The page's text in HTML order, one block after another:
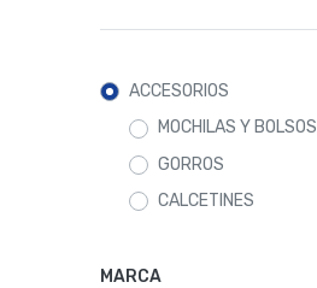
ACCESORIOS
MOCHILAS Y BOLSOS
GORROS
CALCETINES
MARCA